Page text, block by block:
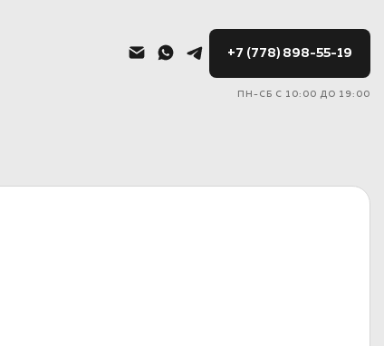
+7 (778) 898-55-19
ПН-СБ С 10:00 ДО 19:00